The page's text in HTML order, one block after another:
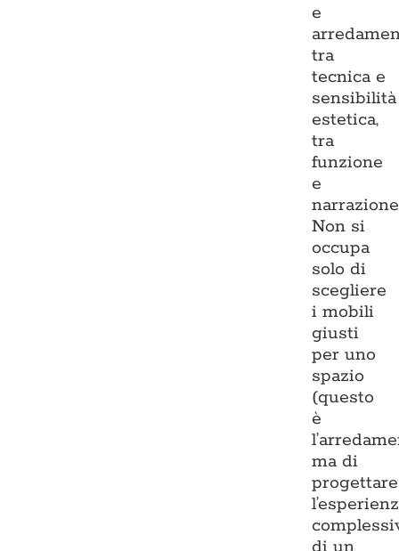
e
tra
tecnica e
sensibilità
estetica,
tra
funzione
e
Non si
occupa
solo di
scegliere
i mobili
giusti
per uno
spazio
(questo
è
ma di
progettare